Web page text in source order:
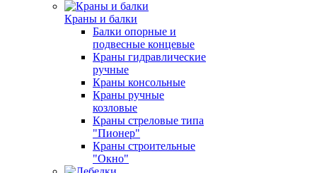
Краны и балки
Балки опорные и
подвесные концевые
Краны гидравлические
ручные
Краны консольные
Краны ручные
козловые
Краны стреловые типа
"Пионер"
Краны строительные
"Окно"